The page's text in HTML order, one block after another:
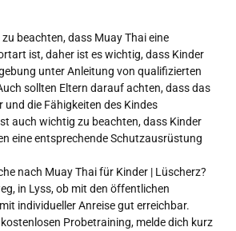
beachten, dass Muay Thai eine
ist, daher ist es wichtig, dass Kinder
unter Anleitung von qualifizierten
sollten Eltern darauf achten, dass das
und die Fähigkeiten des Kindes
auch wichtig zu beachten, dass Kinder
eine entsprechende Schutzausrüstung
nach Muay Thai für Kinder | Lüscherz?
in Lyss, ob mit den öffentlichen
individueller Anreise gut erreichbar.
Probetraining, melde dich kurz